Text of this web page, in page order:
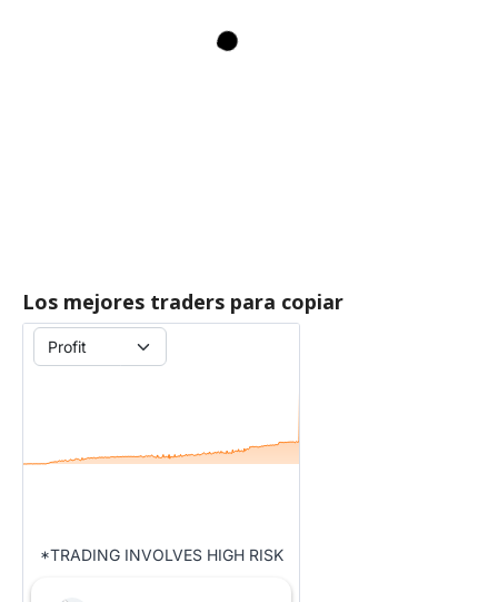
Los mejores traders para copiar